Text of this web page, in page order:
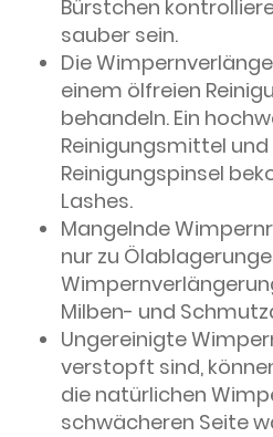
Bürstchen
sauber sein.
Die
einem ölfreien
behandeln. Ein
Reinigungsmittel
Reinigungspinsel
Lashes.
Mangelnde
nur zu
Milben- und
Ungereinigte
verstopft sind,
die natürlichen
schwächeren Seite